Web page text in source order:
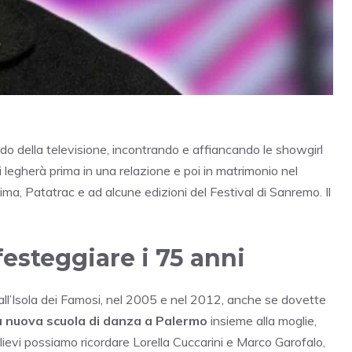
della televisione, incontrando e affiancando le showgirl
legherà prima in una relazione e poi in matrimonio nel
Patatrac e ad alcune edizioni del Festival di Sanremo. Il
i 75 anni
dei Famosi, nel 2005 e nel 2012, anche se dovette
scuola di danza a Palermo insieme alla moglie,
possiamo ricordare Lorella Cuccarini e Marco Garofalo,